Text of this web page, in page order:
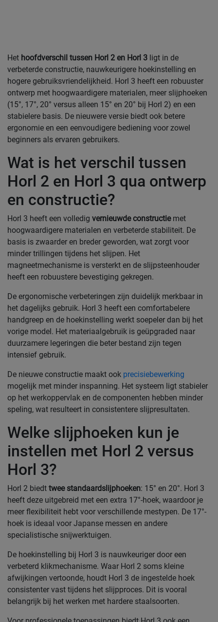
Het hoofdverschil tussen Horl 2 en Horl 3 ligt in de
verbeterde constructie, nauwkeurigere hoekinstelling en
hogere gebruiksvriendelijkheid. Horl 3 heeft een robuuster
ontwerp met hoogwaardigere materialen, meer slijphoeken
(15°, 17°, 20° versus alleen 15° en 20° bij Horl 2) en een
stabielere basis. De nieuwere versie biedt ook betere
ergonomie en een eenvoudigere bediening voor zowel
beginners als ervaren gebruikers.
Wat is het verschil tussen
Horl 2 en Horl 3 qua ontwerp
en constructie?
Horl 3 heeft een volledig vernieuwde constructiemet
hoogwaardigere materialen en verbeterde stabiliteit. De
basis is zwaarder en breder geworden, wat zorgt voor
minder trillingen tijdens het slijpen. Het
magneetmechanisme is versterkt en de slijpsteenhouder
heeft een robuustere bevestiging gekregen.
De ergonomische verbeteringen zijn duidelijk merkbaar in
het dagelijks gebruik. Horl 3 heeft een comfortabelere
handgreep en de hoekinstelling werkt soepeler dan bij het
vorige model. Het materiaalgebruik is geüpgraded naar
duurzamere legeringen die beter bestand zijn tegen
intensief gebruik.
De nieuwe constructie maakt ook precisiebewerking
mogelijk met minder inspanning. Het systeem ligt stabieler
op het werkoppervlak en de componenten hebben minder
speling, wat resulteert in consistentere slijpresultaten.
Welke slijphoeken kun je
instellen met Horl 2 versus
Horl 3?
Horl 2 biedt twee standaardslijphoeken: 15° en 20°. Horl 3
heeft deze uitgebreid met een extra 17°-hoek, waardoor je
meer flexibiliteit hebt voor verschillende mestypen. De 17°-
hoek is ideaal voor Japanse messen en andere
specialistische snijwerktuigen.
De hoekinstelling bij Horl 3 is nauwkeuriger door een
verbeterd klikmechanisme. Waar Horl 2 soms kleine
afwijkingen vertoonde, houdt Horl 3 de ingestelde hoek
consistenter vast tijdens het slijpproces. Dit is vooral
belangrijk bij het werken met hardere staalsoorten.